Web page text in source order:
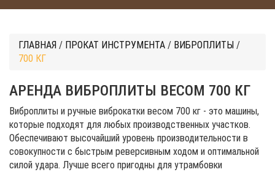
ГЛАВНАЯ / ПРОКАТ ИНСТРУМЕНТА / ВИБРОПЛИТЫ /
700 КГ
АРЕНДА ВИБРОПЛИТЫ ВЕСОМ 700 КГ
Виброплиты и ручные виброкатки весом 700 кг - это машины,
которые подходят для любых производственных участков.
Обеспечивают высочайший уровень производительности в
совокупности с быстрым реверсивным ходом и оптимальной
силой удара. Лучше всего пригодны для утрамбовки